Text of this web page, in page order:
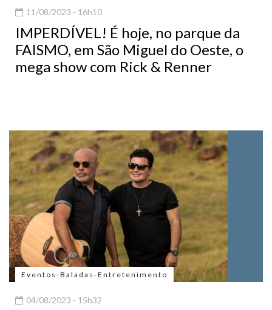
11/08/2023 - 16h10
IMPERDÍVEL! É hoje, no parque da
FAISMO, em São Miguel do Oeste, o
mega show com Rick & Renner
Eventos-Baladas-Entretenimento
04/08/2023 - 15h32